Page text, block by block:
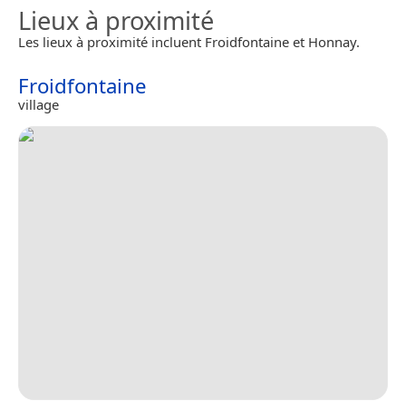
Lieux à proximité
Les lieux à proximité incluent Froidfontaine et Honnay.
Froidfontaine
village